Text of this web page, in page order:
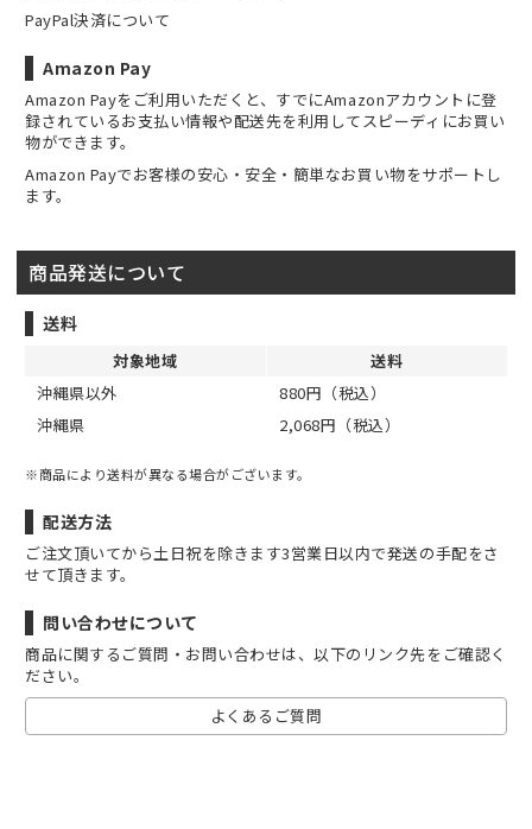
PayPal決済について
Amazon Pay
Amazon Payをご利用いただくと、すでにAmazonアカウントに登
録されているお支払い情報や配送先を利用してスピーディにお買い
物ができます。
Amazon Payでお客様の安心・安全・簡単なお買い物をサポートし
ます。
商品発送について
送料
対象地域
送料
沖縄県以外
880円（税込）
沖縄県
2,068円（税込）
※商品により送料が異なる場合がございます。
配送方法
ご注文頂いてから土日祝を除きます3営業日以内で発送の手配をさ
せて頂きます。
問い合わせについて
商品に関するご質問・お問い合わせは、以下のリンク先をご確認く
ださい。
よくあるご質問